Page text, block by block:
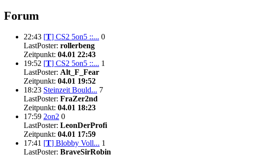
Forum
22:43 [T] CS2 5on5 ::... 0
LastPoster: rollerbeng
Zeitpunkt: 04.01 22:43
19:52 [T] CS2 5on5 ::... 1
LastPoster: Alt_F_Fear
Zeitpunkt: 04.01 19:52
18:23 Steinzeit Bould... 7
LastPoster: FraZer2nd
Zeitpunkt: 04.01 18:23
17:59 2on2 0
LastPoster: LeonDerProfi
Zeitpunkt: 04.01 17:59
17:41 [T] Blobby Voll... 1
LastPoster: BraveSirRobin